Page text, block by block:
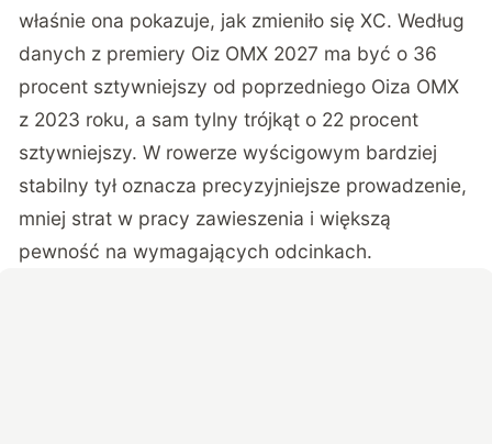
właśnie ona pokazuje, jak zmieniło się XC. Według
danych z premiery Oiz OMX 2027 ma być o 36
procent sztywniejszy od poprzedniego Oiza OMX
z 2023 roku, a sam tylny trójkąt o 22 procent
sztywniejszy. W rowerze wyścigowym bardziej
stabilny tył oznacza precyzyjniejsze prowadzenie,
mniej strat w pracy zawieszenia i większą
pewność na wymagających odcinkach.